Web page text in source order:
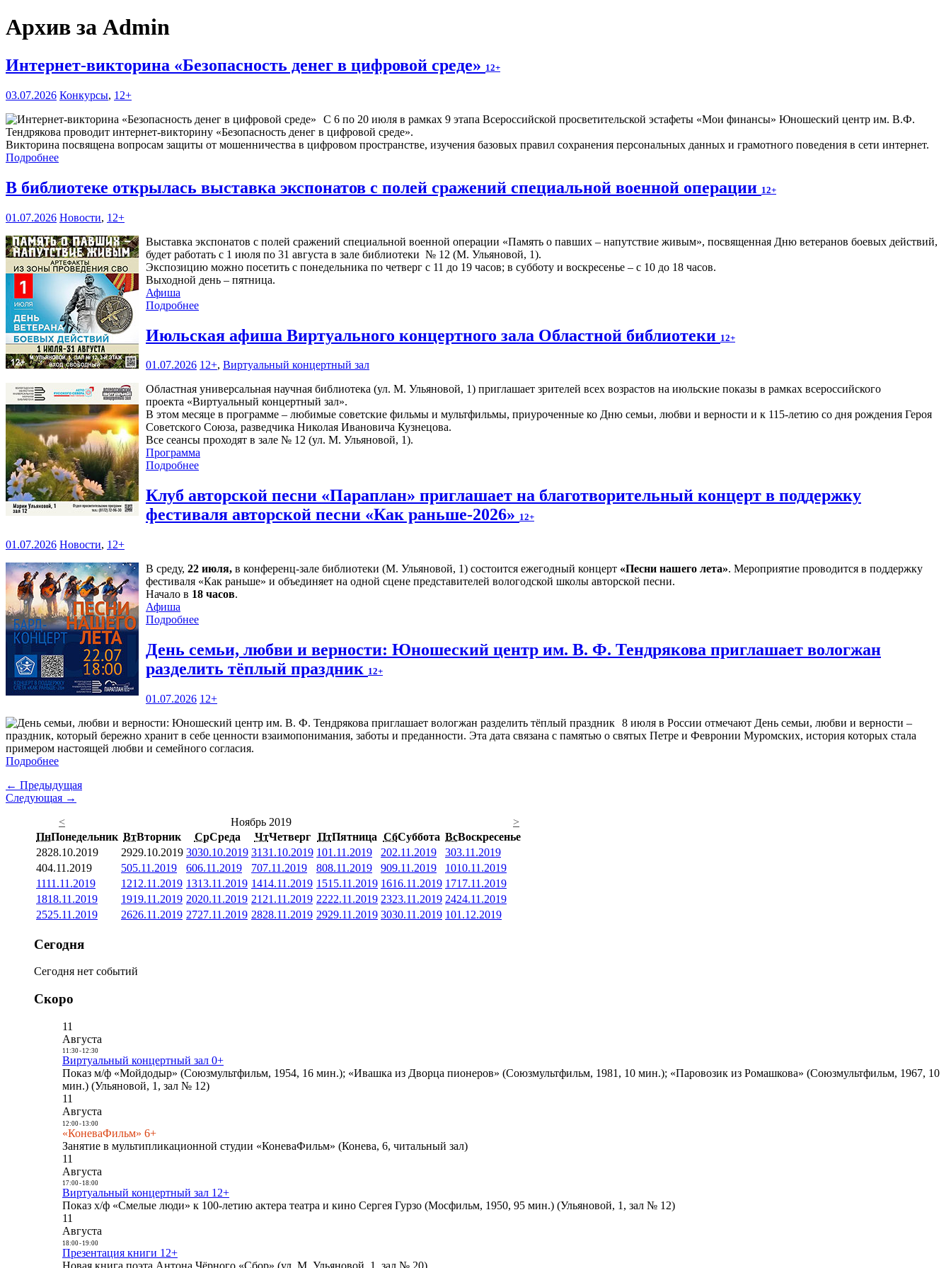
Архив за Admin
Интернет-викторина «Безопасность денег в цифровой среде» 12+
03.07.2026 Конкурсы, 12+
С 6 по 20 июля в рамках 9 этапа Всероссийской просветительской эстафеты «Мои финансы» Юношеский центр им. В.Ф.
Тендрякова проводит интернет-викторину «Безопасность денег в цифровой среде».
Викторина посвящена вопросам защиты от мошенничества в цифровом пространстве, изучения базовых правил сохранения персональных данных и грамотного поведения в сети интернет.
Подробнее
В библиотеке открылась выставка экспонатов с полей сражений специальной военной операции 12+
01.07.2026 Новости, 12+
Выставка экспонатов с полей сражений специальной военной операции «Память о павших – напутствие живым», посвященная Дню ветеранов боевых действий,
будет работать с 1 июля по 31 августа в зале библиотеки № 12 (М. Ульяновой, 1).
Экспозицию можно посетить с понедельника по четверг с 11 до 19 часов; в субботу и воскресенье – с 10 до 18 часов.
Выходной день – пятница.
Афиша
Подробнее
Июльская афиша Виртуального концертного зала Областной библиотеки 12+
01.07.2026 12+, Виртуальный концертный зал
Областная универсальная научная библиотека (ул. М. Ульяновой, 1) приглашает зрителей всех возрастов на июльские показы в рамках всероссийского
проекта «Виртуальный концертный зал».
В этом месяце в программе – любимые советские фильмы и мультфильмы, приуроченные ко Дню семьи, любви и верности и к 115-летию со дня рождения Героя
Советского Союза, разведчика Николая Ивановича Кузнецова.
Все сеансы проходят в зале № 12 (ул. М. Ульяновой, 1).
Программа
Подробнее
Клуб авторской песни «Параплан» приглашает на благотворительный концерт в поддержку
фестиваля авторской песни «Как раньше-2026» 12+
01.07.2026 Новости, 12+
В среду, 22 июля, в конференц-зале библиотеки (М. Ульяновой, 1) состоится ежегодный концерт «Песни нашего лета». Мероприятие проводится в поддержку
фестиваля «Как раньше» и объединяет на одной сцене представителей вологодской школы авторской песни.
Начало в 18 часов.
Афиша
Подробнее
День семьи, любви и верности: Юношеский центр им. В. Ф. Тендрякова приглашает вологжан
разделить тёплый праздник 12+
01.07.2026 12+
8 июля в России отмечают День семьи, любви и верности –
праздник, который бережно хранит в себе ценности взаимопонимания, заботы и преданности. Эта дата связана с памятью о святых Петре и Февронии Муромских, история которых стала
примером настоящей любви и семейного согласия.
Подробнее
← Предыдущая
Следующая →
<
Ноябрь 2019
>
ПнПонедельник ВтВторник СрСреда ЧтЧетверг ПтПятница СбСуббота ВсВоскресенье
2828.10.2019 2929.10.2019 3030.10.2019 3131.10.2019 101.11.2019 202.11.2019 303.11.2019
404.11.2019 505.11.2019 606.11.2019 707.11.2019 808.11.2019 909.11.2019 1010.11.2019
1111.11.2019 1212.11.2019 1313.11.2019 1414.11.2019 1515.11.2019 1616.11.2019 1717.11.2019
1818.11.2019 1919.11.2019 2020.11.2019 21 21.11.2019 2222.11.2019 2323.11.2019 2424.11.2019
2525.11.2019 2626.11.2019 2727.11.2019 2828.11.2019 2929.11.2019 3030.11.2019 101.12.2019
Сегодня
Сегодня нет событий
Скоро
11
Августа
11:30- 12:30
Виртуальный концертный зал 0+
Показ м/ф «Мойдодыр» (Союзмультфильм, 1954, 16 мин.); «Ивашка из Дворца пионеров» (Союзмультфильм, 1981, 10 мин.); «Паровозик из Ромашкова» (Союзмультфильм, 1967, 10
мин.) (Ульяновой, 1, зал № 12)
11
Августа
12:00- 13:00
«КоневаФильм» 6+
Занятие в мультипликационной студии «КоневаФильм» (Конева, 6, читальный зал)
11
Августа
17:00- 18:00
Виртуальный концертный зал 12+
Показ х/ф «Смелые люди» к 100-летию актера театра и кино Сергея Гурзо (Мосфильм, 1950, 95 мин.) (Ульяновой, 1, зал № 12)
11
Августа
18:00- 19:00
Презентация книги 12+
Новая книга поэта Антона Чёрного «Сбор» (ул. М. Ульяновой, 1, зал № 20)